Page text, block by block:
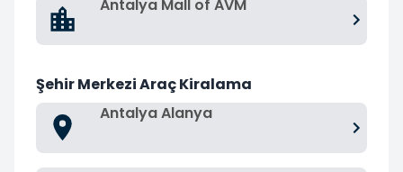
Antalya Mall of AVM
Şehir Merkezi Araç Kiralama
Antalya Alanya